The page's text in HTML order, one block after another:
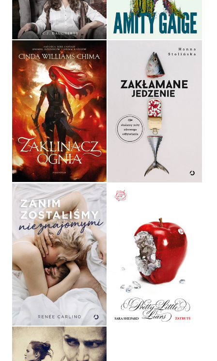
39,90 ZŁ 54,99 ZŁ
ZAKLINACZ OGNIA
CINDA WILLIAMS CHIMA
39,90 ZŁ
ZAKŁAMANE JEDZENIE
HANNA STOLIŃSKA
OPRAWA MIĘKKA ZE SKRZYDEŁKAMI
39,90 ZŁ
ZANIM ZOSTALIŚMY
NIEZNAJOMYMI
RENÉE CARLINO
OPRAWA MIĘKKA ZE SKRZYDEŁKAMI
36,90 ZŁ
ZATRUTE
SARA SHEPARD
OPRAWA MIĘKKA
36,90 ZŁ